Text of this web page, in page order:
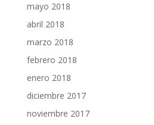
mayo 2018
abril 2018
marzo 2018
febrero 2018
enero 2018
diciembre 2017
noviembre 2017